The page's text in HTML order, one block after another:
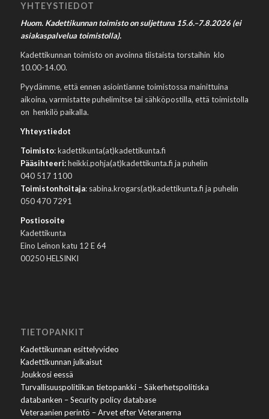
YHTEYSTIEDOT
Huom. Kadettikunnan toimisto on suljettuna 15.6.–7.8.2026 (ei
asiakaspalvelua toimistolla).
Kadettikunnan toimisto on avoinna tiistaista torstaihin klo
10.00-14.00.
Pyydämme, että ennen asiointianne toimistossa mainittuina
aikoina, varmistatte puhelimitse tai sähköpostilla, että toimistolla
on henkilö paikalla.
Yhteystiedot
Toimisto: kadettikunta(at)kadettikunta.fi
Pääsihteeri:heikki.pohja(at)kadettikunta.fi ja puhelin
040 517 1100
Toimistonhoitaja: sabina.krogars(at)kadettikunta.fi ja puhelin
050 470 7291
Postiosoite
Kadettikunta
Eino Leinon katu 12 E 64
00250 HELSINKI
TIETOPANKIT
Kadettikunnan esittelyvideo
Kadettikunnan julkaisut
Joukkosi eessä
Turvallisuuspolitiikan tietopankki – Säkerhetspolitiska
databanken – Security policy database
Veteraanien perintö – Arvet efter Veteranerna